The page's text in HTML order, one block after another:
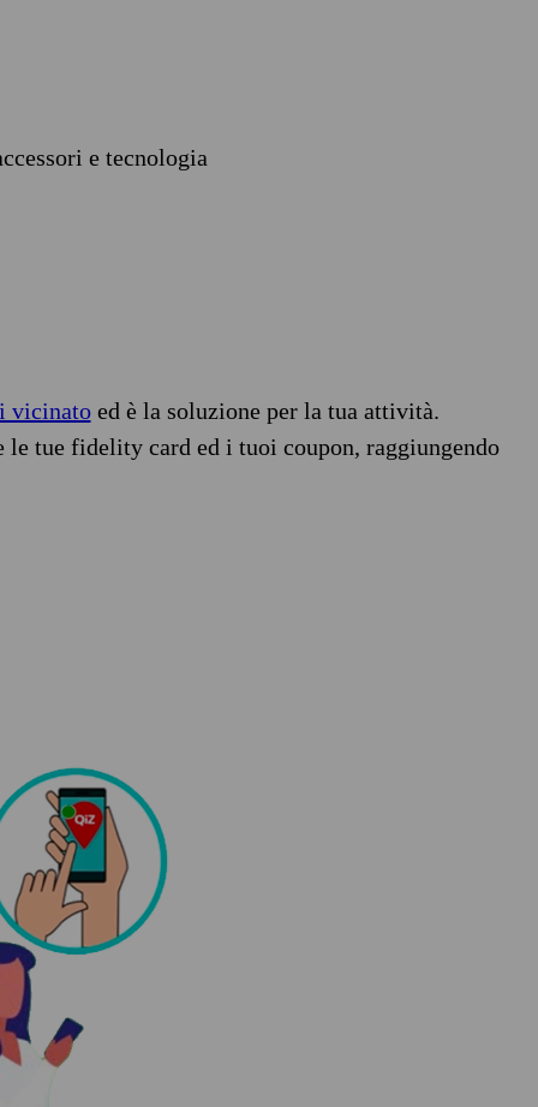
e tecnologia
vicinatoed è la soluzione per la tua attività.
tue fidelity card ed i tuoi coupon, raggiungendo